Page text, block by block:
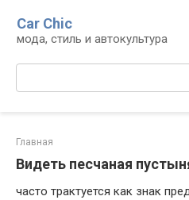
контенту
Car Chic
мода, стиль и автокультура
Поиск:
Главная
Видеть песчаная
часто трактуется как знак